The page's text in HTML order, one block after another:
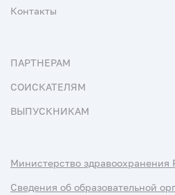
Контакты
ПАРТНЕРАМ
СОИСКАТЕЛЯМ
ВЫПУСКНИКАМ
Министерство
Сведения об образовательной